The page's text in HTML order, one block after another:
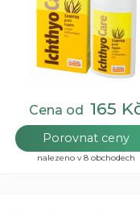
Cena od 165
Porovnat ceny
nalezeno v 8 obchodech